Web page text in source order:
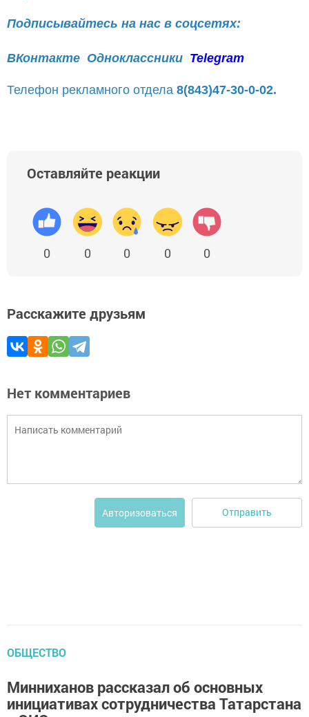
Подписывайтесь на нас в соцсетях:
ВКонтакте Одноклассники Telegram
Телефон рекламного отдела 8(843)47-30-0-02.
Оставляйте реакции
0 0 0 0 0
Расскажите друзьям
Нет комментариев
Авторизоваться Отправить
ОБЩЕСТВО
Минниханов рассказал об основных
инициативах сотрудничества Татарстана